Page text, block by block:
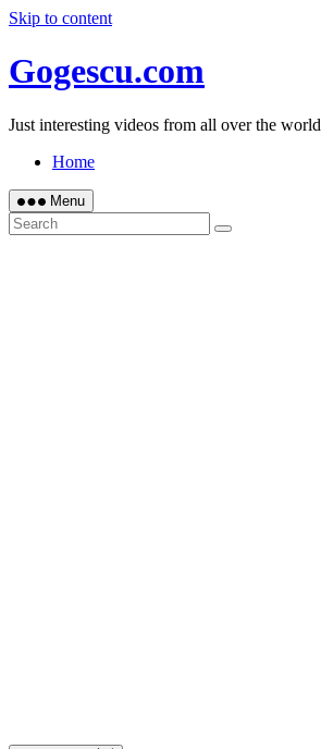
Skip to content
Gogescu.com
Just interesting videos from all over the world
Home
Menu